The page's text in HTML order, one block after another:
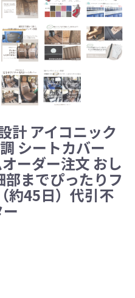
計 アイコニック
シートカバー
ーダー注文 おし
までぴったりフ
約45日）代引不